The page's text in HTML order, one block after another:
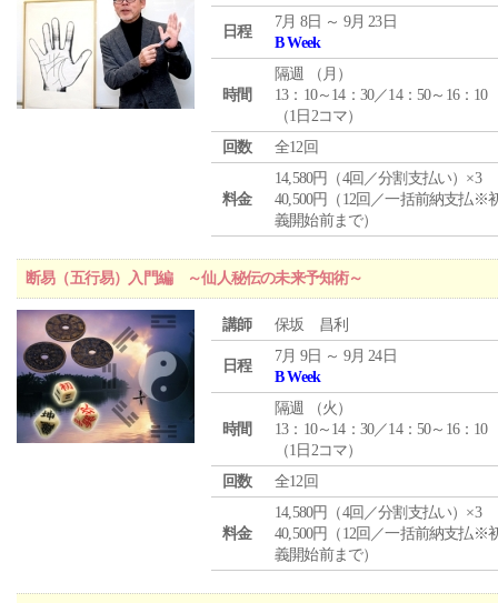
日程
7月 8日 ～ 9月 23日
B Week
時間
隔週 （ 月 ）
13：10～14：30／14：50～16：10
（1日2コマ）
回数
全12回
料金
14,580円（4回／分割支払い）×3
40,500円（12回／一括前納支払※
義開始前まで）
断易（五行易）入門編 ～仙人秘伝の未来予知術～
講師 保坂 昌利
日程
7月 9日 ～ 9月 24日
B Week
時間
隔週 （火 ）
13：10～14：30／14：50～16：10
（1日2コマ）
回数
全12回
料金
14,580円（4回／分割支払い）×3
40,500円（12回／一括前納支払※
義開始前まで）